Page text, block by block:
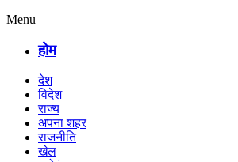
Menu
होम
देश
विदेश
राज्य
अपना शहर
राजनीति
खेल